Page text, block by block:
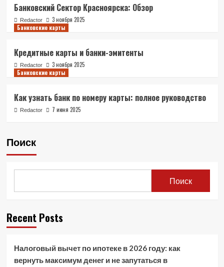
Банковский Сектор Красноярска: Обзор
Redactor
3 ноября 2025
Банковские карты
Кредитные карты и банки-эмитенты
Redactor
3 ноября 2025
Банковские карты
Как узнать банк по номеру карты: полное руководство
Redactor 7 июня 2025
Поиск
Поиск
Recent Posts
Налоговый вычет по ипотеке в 2026 году: как
вернуть максимум денег и не запутаться в